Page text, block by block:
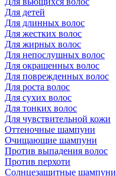
Для детей
Для длинных волос
Для жестких волос
Для жирных волос
Для непослушных волос
Для окрашенных волос
Для поврежденных волос
Для роста волос
Для сухих волос
Для тонких волос
Для чувствительной кожи
Оттеночные шампуни
Очищающие шампуни
Против выпадения волос
Против перхоти
Солнцезащитные шампуни